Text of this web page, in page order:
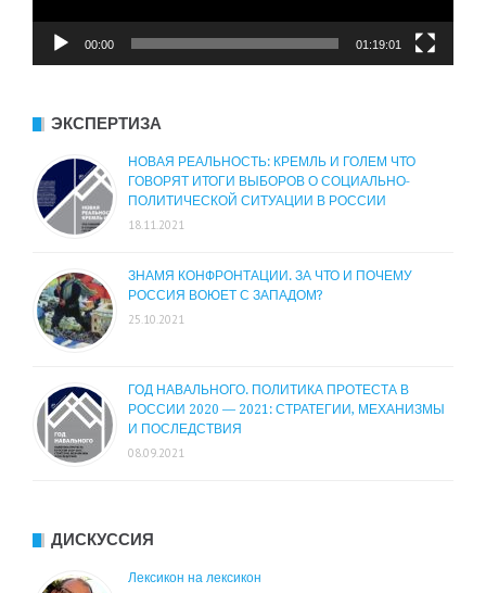
00:00 01:19:01
ЭКСПЕРТИЗА
НОВАЯ РЕАЛЬНОСТЬ: КРЕМЛЬ И ГОЛЕМ ЧТО
ГОВОРЯТ ИТОГИ ВЫБОРОВ О СОЦИАЛЬНО-
ПОЛИТИЧЕСКОЙ СИТУАЦИИ В РОССИИ
18.11.2021
ЗНАМЯ КОНФРОНТАЦИИ. ЗА ЧТО И ПОЧЕМУ
РОССИЯ ВОЮЕТ С ЗАПАДОМ?
25.10.2021
ГОД НАВАЛЬНОГО. ПОЛИТИКА ПРОТЕСТА В
РОССИИ 2020 — 2021: СТРАТЕГИИ, МЕХАНИЗМЫ
И ПОСЛЕДСТВИЯ
08.09.2021
ДИСКУССИЯ
Лексикон на лексикон